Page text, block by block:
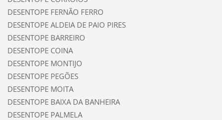
DESENTOPE FERNÃO FERRO
DESENTOPE ALDEIA DE PAIO PIRES
DESENTOPE BARREIRO
DESENTOPE COINA
DESENTOPE MONTIJO
DESENTOPE PEGÕES
DESENTOPE MOITA
DESENTOPE BAIXA DA BANHEIRA
DESENTOPE PALMELA